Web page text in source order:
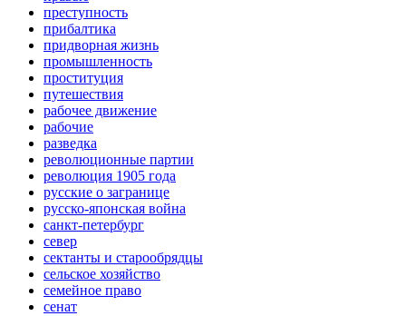
преступность
прибалтика
придворная жизнь
промышленность
проституция
путешествия
рабочее движение
рабочие
разведка
революционные партии
революция 1905 года
русские о загранице
русско-японская война
санкт-петербург
север
сектанты и старообрядцы
сельское хозяйство
семейное право
сенат